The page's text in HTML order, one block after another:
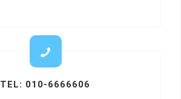
TEL: 010-6666606